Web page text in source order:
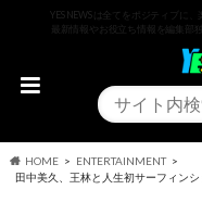
YESNEWSは全てをポジティブに
最新情報やお役立ち情報を編集部
HOME
ENTERTAINMENT
田中美久、王林と人生初サーフィン